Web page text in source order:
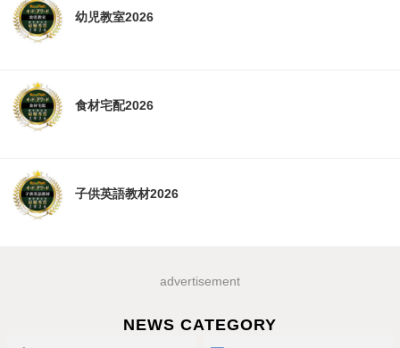
幼児教室2026
食材宅配2026
子供英語教材2026
advertisement
NEWS CATEGORY